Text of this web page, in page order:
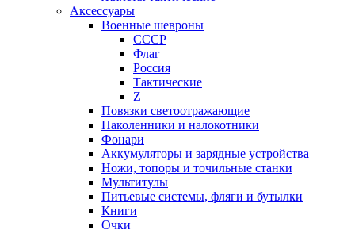
Аксессуары
Военные шевроны
СССР
Флаг
Россия
Тактические
Z
Повязки светоотражающие
Наколенники и налокотники
Фонари
Аккумуляторы и зарядные устройства
Ножи, топоры и точильные станки
Мультитулы
Питьевые системы, фляги и бутылки
Книги
Очки